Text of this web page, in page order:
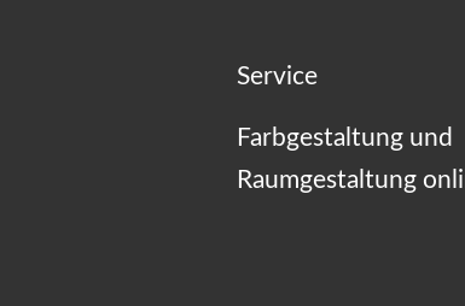
Service
Farbgestaltung und
Raumgestaltung